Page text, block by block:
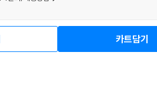
카트담기